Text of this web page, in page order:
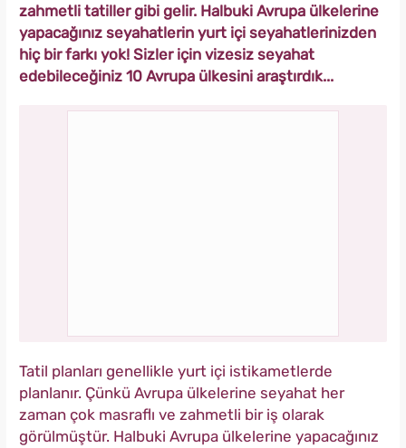
zahmetli tatiller gibi gelir. Halbuki Avrupa ülkelerine
yapacağınız seyahatlerin yurt içi seyahatlerinizden
hiç bir farkı yok! Sizler için vizesiz seyahat
edebileceğiniz 10 Avrupa ülkesini araştırdık...
Tatil planları genellikle yurt içi istikametlerde
planlanır. Çünkü Avrupa ülkelerine seyahat her
zaman çok masraflı ve zahmetli bir iş olarak
görülmüştür. Halbuki Avrupa ülkelerine yapacağınız